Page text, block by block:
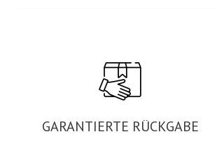
GARANTIERTE RÜCKGABE